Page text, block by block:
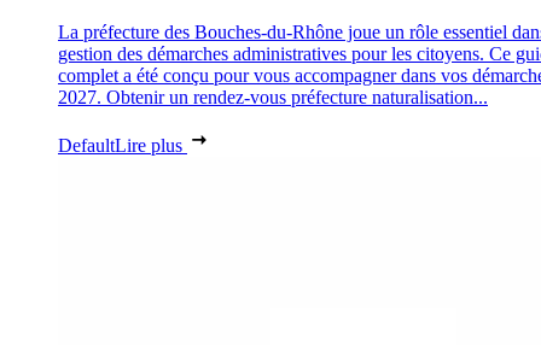
La préfecture des Bouches-du-Rhône joue un rôle essentiel
gestion des démarches administratives pour les citoyens. Ce
complet a été conçu pour vous accompagner dans vos
2027. Obtenir un rendez-vous préfecture naturalisation...
DefaultLire plus